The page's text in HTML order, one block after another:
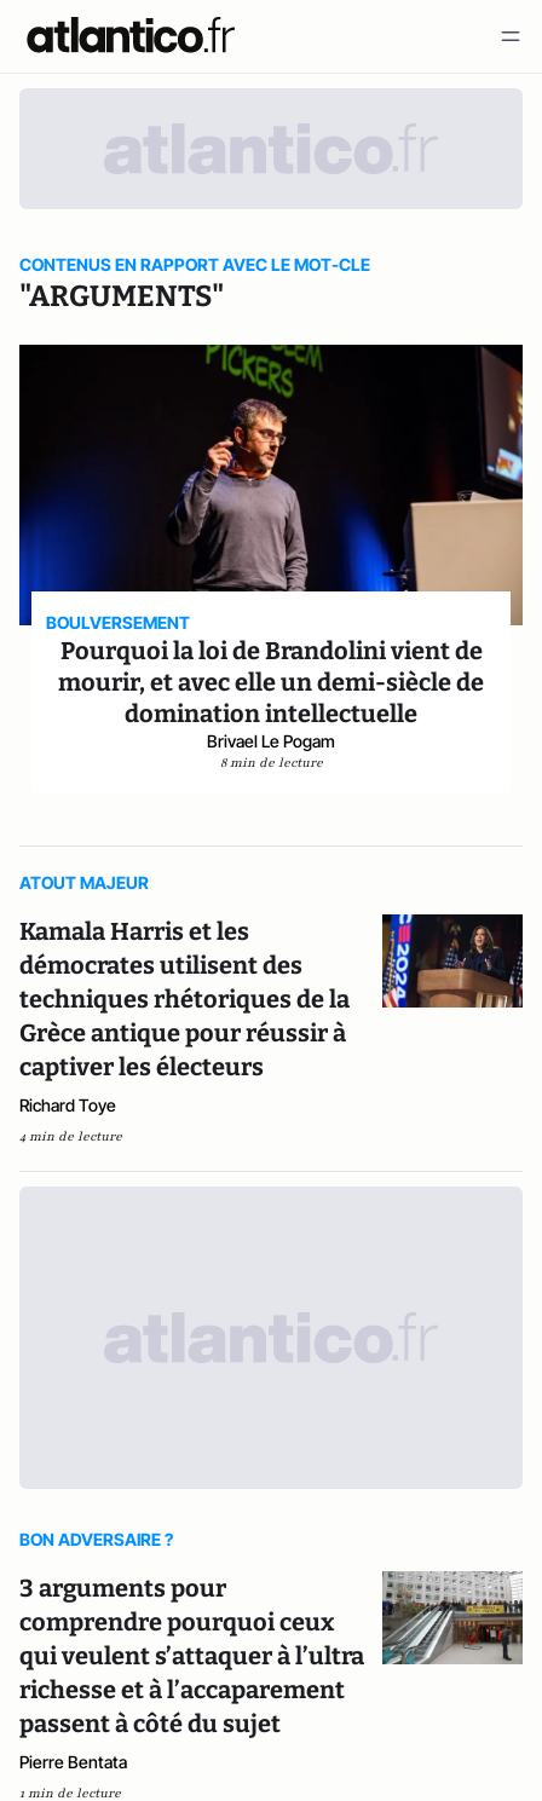
CONTENUS EN RAPPORT AVEC LE MOT-CLE
"ARGUMENTS"
BOULVERSEMENT
Pourquoi la loi de Brandolini vient de
mourir, et avec elle un demi-siècle de
domination intellectuelle
Brivael Le Pogam
8 min de lecture
ATOUT MAJEUR
Kamala Harris et les
démocrates utilisent des
techniques rhétoriques de la
Grèce antique pour réussir à
captiver les électeurs
Richard Toye
4 min de lecture
BON ADVERSAIRE ?
3 arguments pour
comprendre pourquoi ceux
qui veulent s’attaquer à l’ultra
richesse et à l’accaparement
passent à côté du sujet
Pierre Bentata
1 min de lecture